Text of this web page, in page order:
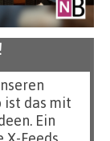
ist das mit
Ein